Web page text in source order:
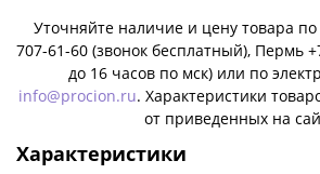
Уточняйте наличие и цену товара по
707-61-60 (звонок бесплатный), Пермь
до 16 часов по мск) или по
info@procion.ru. Характеристики
от приведенных на
Характеристики